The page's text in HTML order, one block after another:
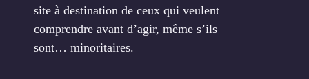
site à destination de ceux qui veulent
comprendre avant d’agir, même s’ils
sont… minoritaires.